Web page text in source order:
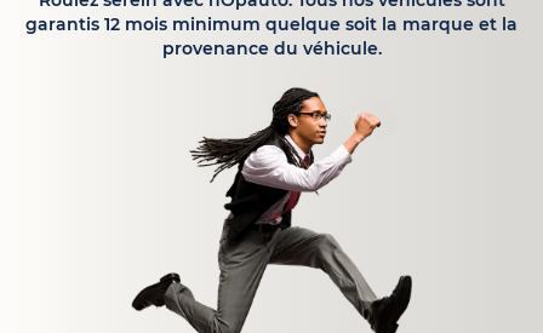
garantis 12 mois minimum quelque soit la marque et la
provenance du véhicule.